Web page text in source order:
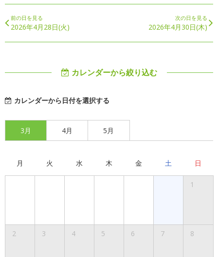
前の日を見る
2026年4月28日(火)
次の日を見る
2026年4月30日(木)
カレンダーから絞り込む
カレンダーから日付を選択する
3月 4月 5月
月 火 水 木 金 土 日
1
2 3 4 5 6 7 8